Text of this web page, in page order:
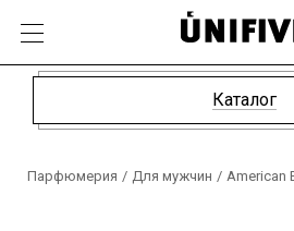
Каталог
Парфюмерия / Для мужчин / American